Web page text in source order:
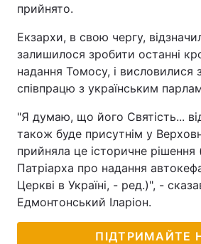
прийнято.
Екзархи, в свою чергу,
залишилося зробити останні
надання Томосу, і висловилися
співпрацю з українським
"Я думаю, що його Святість...
також буде присутнім у
прийняла це історичне рішення
Патріарха про надання
Церкві в Україні, - ред.)", -
Едмонтонський Іларіон.
ПІДТРИМАЙТЕ